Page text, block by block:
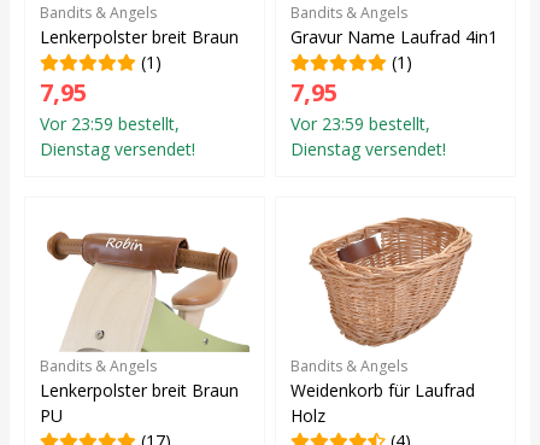
Bandits & Angels
Lenkerpolster breit Braun
(1)
7,95
Vor 23:59 bestellt,
Dienstag versendet!
Bandits & Angels
Gravur Name Laufrad 4in1
(1)
7,95
Vor 23:59 bestellt,
Dienstag versendet!
Bandits & Angels
Lenkerpolster breit Braun
PU
Bandits & Angels
Weidenkorb für Laufrad
Holz